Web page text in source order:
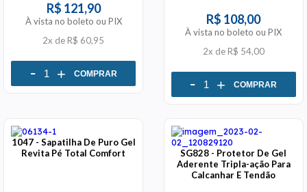
R$ 121,90
À vista no boleto ou PIX
2x de R$ 60,95
- + COMPRAR
R$ 108,00
À vista no boleto ou PIX
2x de R$ 54,00
- + COMPRAR
1047 - Sapatilha De Puro Gel
Revita Pé Total Comfort
SG828 - Protetor De Gel
Aderente Tripla-ação Para
Calcanhar E Tendão